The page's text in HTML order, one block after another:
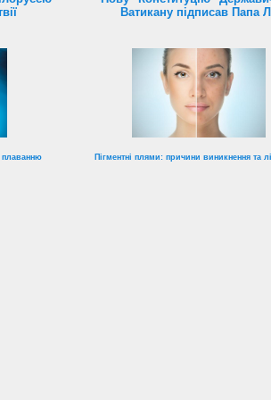
Ватикану підписав Папа
плаванню Пігментні плями: причини виникнення та